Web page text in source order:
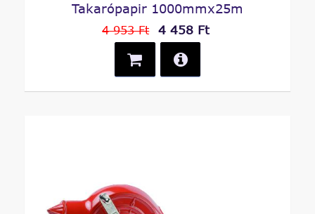
Takarópapir 1000mmx25m
4 953 Ft 4 458 Ft